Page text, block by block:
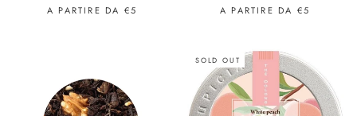
A PARTIRE DA €5
A PARTIRE DA €5
SOLD OUT